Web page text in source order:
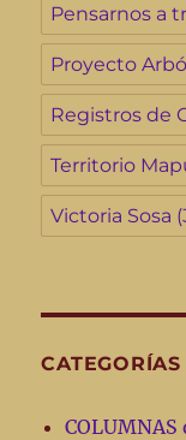
Pensarnos a
Proyecto
Registros de
Territorio
Victoria Sosa
CATEGORÍAS